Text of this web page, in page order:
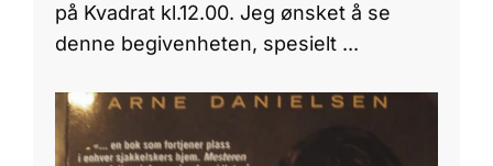
på Kvadrat kl.12.00. Jeg ønsket å se
denne begivenheten, spesielt ...